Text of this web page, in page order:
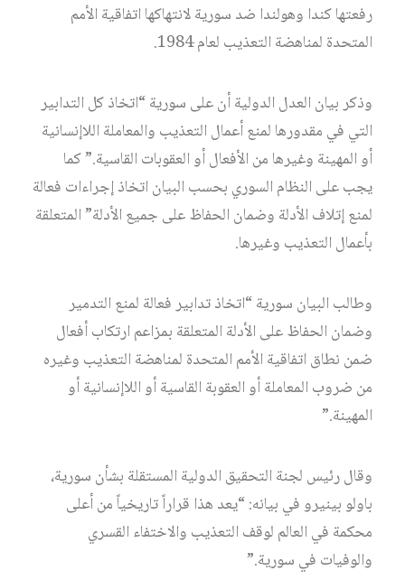
رفعتها كندا وهولندا ضد سورية لانتهاكها اتفاقية الأمم
المتحدة لمناهضة التعذيب لعام 1984.
وذكر بيان العدل الدولية أن على سورية “اتخاذ كل التدابير
التي في مقدورها لمنع أعمال التعذيب والمعاملة اللاإنسانية
أو المهينة وغيرها من الأفعال أو العقوبات القاسية.” كما
يجب على النظام السوري بحسب البيان اتخاذ إجراءات فعالة
لمنع إتلاف الأدلة وضمان الحفاظ على جميع الأدلة” المتعلقة
بأعمال التعذيب وغيرها.
وطالب البيان سورية “اتخاذ تدابير فعالة لمنع التدمير
وضمان الحفاظ على الأدلة المتعلقة بمزاعم ارتكاب أفعال
ضمن نطاق اتفاقية الأمم المتحدة لمناهضة التعذيب وغيره
من ضروب المعاملة أو العقوبة القاسية أو اللاإنسانية أو
المهينة.”
وقال رئيس لجنة التحقيق الدولية المستقلة بشأن سورية،
باولو بينيرو في بيانه: “يعد هذا قراراً تاريخياً من أعلى
محكمة في العالم لوقف التعذيب والاختفاء القسري
والوفيات في سورية.”